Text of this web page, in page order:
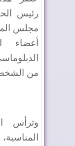
رئيس
مجلس
أعضاء
من
وترأس